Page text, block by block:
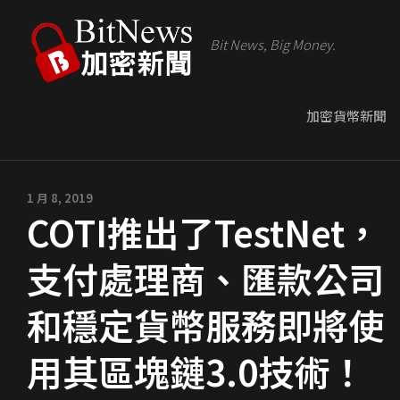
Bit News, Big Money.
加密貨幣新聞
1 月 8, 2019
COTI推出了TestNet，
支付處理商、匯款公司
和穩定貨幣服務即將使
用其區塊鏈3.0技術！